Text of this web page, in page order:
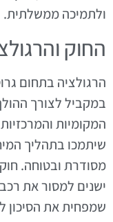
ולתמיכה ממשלתית.
החוק
הרגולציה בתחום
במקביל לצורך
המקומיות
שיתמכו בתהליך
מסודרת ובטוחה.
ישנים למסור את
שמפחית את הסיכון